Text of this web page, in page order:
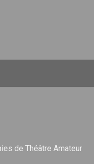
de Théâtre Amateur